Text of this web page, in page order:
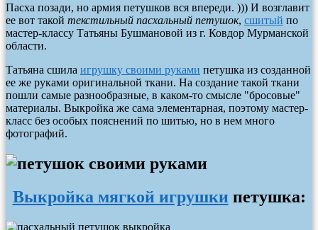
Пасха позади, но армия петушков вся впереди. ))) И возглавит
ее вот такой текстильный пасхальный петушок, сшитый по
мастер-классу Татьяны Бушмановой из г. Ковдор Мурманской
области.
Татьяна сшила игрушку своими руками петушка из созданной
ее же руками оригинальной ткани. На создание такой ткани
пошли самые разнообразные, в каком-то смысле "бросовые"
материалы. Выкройка же сама элементарная, поэтому мастер-
класс без особых пояснений по шитью, но в нем много
фотографий.
Выкройка мягкой игрушкипетушка: